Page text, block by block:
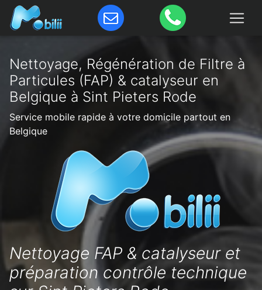
Nettoyage, Régénération de Filtre à
Particules (FAP) & catalyseur en
Belgique à Sint Pieters Rode
Service mobile rapide à votre domicile partout en
Belgique
Nettoyage FAP & catalyseur et
préparation contrôle technique